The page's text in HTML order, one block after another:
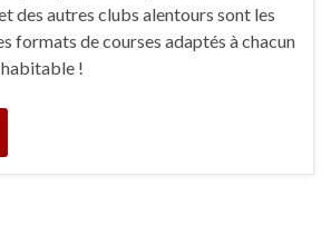
des autres clubs alentours sont les
formats de courses adaptés à chacun
!